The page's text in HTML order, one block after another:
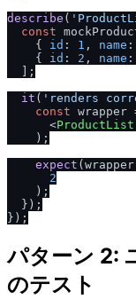
describe (
const
    {
id : 1 , name :
    {
id : 2 , name :
  ];
it ( 'renders
const wrapper
<ProductList
    );
expect
2
    );
  });
パターン 2:
のテスト